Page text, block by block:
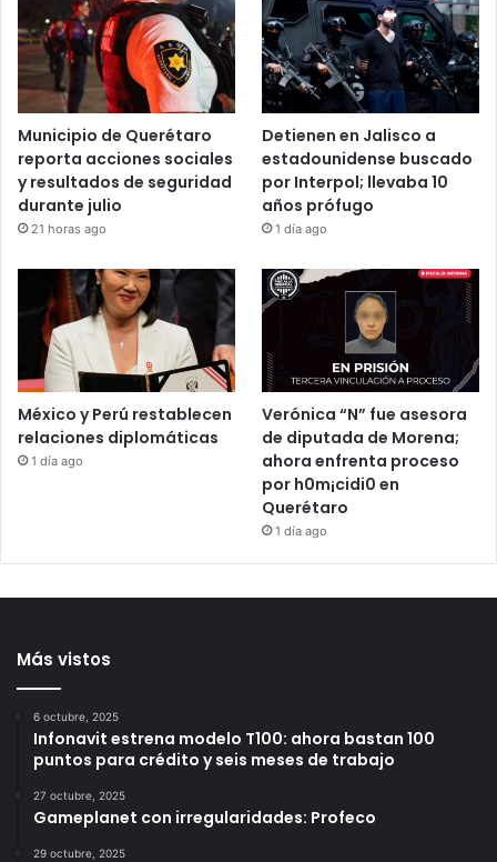
Municipio de Querétaro
reporta acciones sociales
y resultados de seguridad
durante julio
21 horas ago
Detienen en Jalisco a
estadounidense buscado
por Interpol; llevaba 10
años prófugo
1 día ago
México y Perú restablecen
relaciones diplomáticas
1 día ago
Verónica “N” fue asesora
de diputada de Morena;
ahora enfrenta proceso
por h0m¡cidi0 en
Querétaro
1 día ago
Más vistos
6 octubre, 2025
Infonavit estrena modelo T100: ahora bastan 100
puntos para crédito y seis meses de trabajo
27 octubre, 2025
Gameplanet con irregularidades: Profeco
29 octubre, 2025